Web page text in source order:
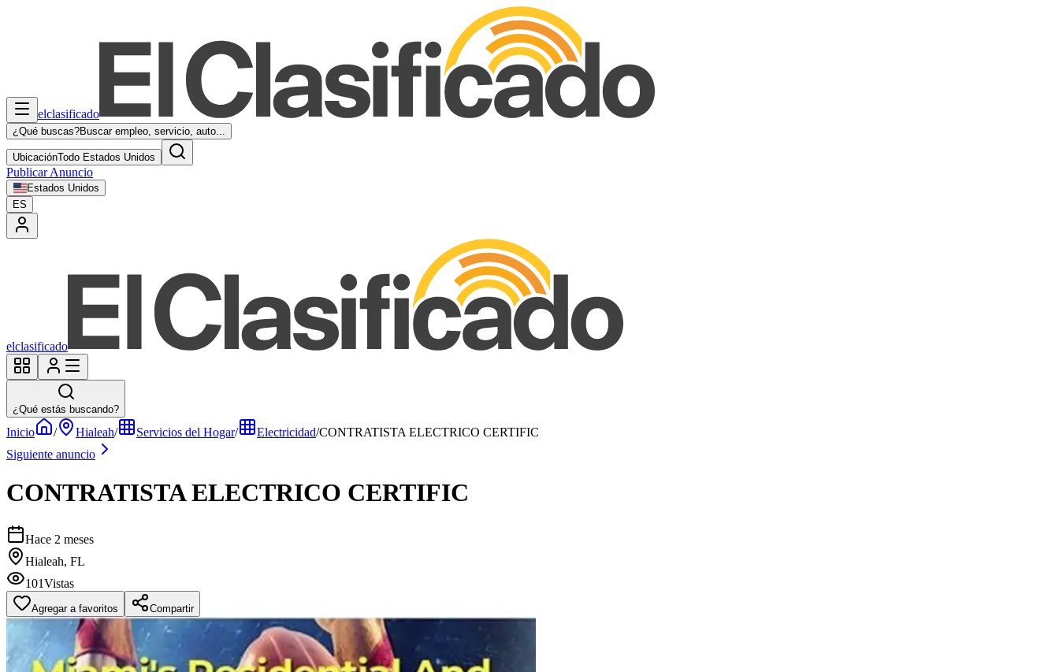
elclasificado
¿Qué buscas?Buscar empleo, servicio, auto...
UbicaciónTodo Estados Unidos
Publicar Anuncio
Estados Unidos
ES
elclasificado
¿Qué estás buscando?
Inicio / Hialeah/ Servicios del Hogar/ Electricidad/CONTRATISTA ELECTRICO CERTIFIC
Siguiente anuncio
CONTRATISTA ELECTRICO CERTIFIC
Hace 2 meses
Hialeah, FL
101Vistas
Agregar a favoritos Compartir